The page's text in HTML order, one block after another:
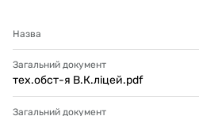
Назва
Загальний документ
тех.обст-я В.К.ліцей.pdf
Загальний документ